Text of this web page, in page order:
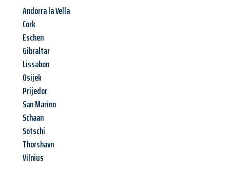
Andorra la Vella
Cork
Eschen
Gibraltar
Lissabon
Osijek
Prijedor
San Marino
Schaan
Sotschi
Thorshavn
Vilnius